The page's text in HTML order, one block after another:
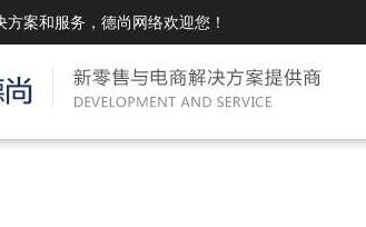
案和服务，德尚网络欢迎您！